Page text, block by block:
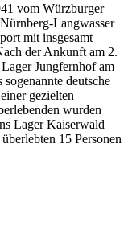
vom Würzburger
Langwasser
mit insgesamt
der Ankunft am 2.
Jungfernhof am
deutsche
gezielten
wurden
Lager Kaiserwald
15 Personen